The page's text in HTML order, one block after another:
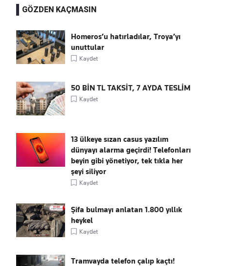
GÖZDEN KAÇMASIN
Homeros’u hatırladılar, Troya’yı
unuttular
Kaydet
50 BİN TL TAKSİT, 7 AYDA TESLİM
Kaydet
13 ülkeye sızan casus yazılım
dünyayı alarma geçirdi! Telefonları
beyin gibi yönetiyor, tek tıkla her
şeyi siliyor
Kaydet
Şifa bulmayı anlatan 1.800 yıllık
heykel
Kaydet
Tramvayda telefon çalıp kaçtı!